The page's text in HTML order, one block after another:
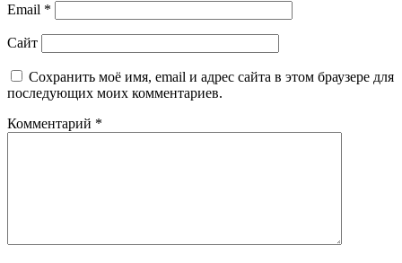
Email *
Сайт
Сохранить моё имя, email и адрес сайта в этом браузере для
последующих моих комментариев.
Комментарий *